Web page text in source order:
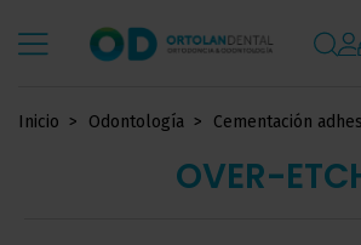
Inicio Odontología Cementación
OVER-